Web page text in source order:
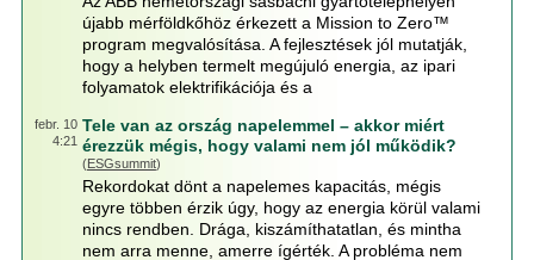
újabb mérföldkőhöz érkezett a Mission to Zero™
program megvalósítása. A fejlesztések jól mutatják,
hogy a helyben termelt megújuló energia, az ipari
folyamatok elektrifikációja és a
febr. 10
4:21
Tele van az ország napelemmel – akkor miért
érezzük mégis, hogy valami nem jól működik?
(ESGsummit)
Rekordokat dönt a napelemes kapacitás, mégis
egyre többen érzik úgy, hogy az energia körül valami
nincs rendben. Drága, kiszámíthatatlan, és mintha
nem arra menne, amerre ígérték. A probléma nem